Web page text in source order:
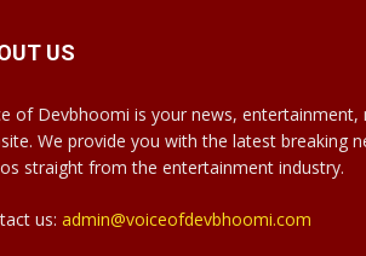
US
of Devbhoomi is your news, entertainment,
We provide you with the latest breaking
straight from the entertainment industry.
us: admin@voiceofdevbhoomi.com